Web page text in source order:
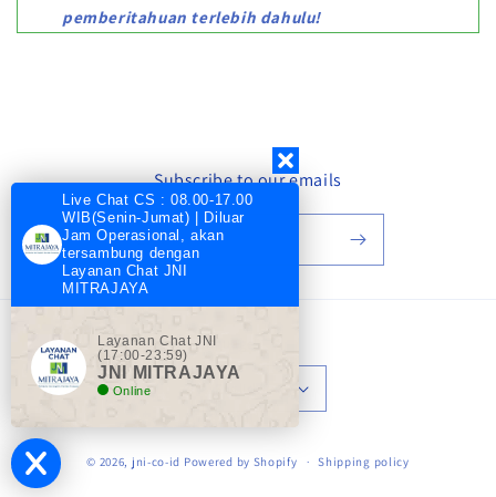
pemberitahuan terlebih dahulu!
Subscribe to our emails
Email
Language
methods
© 2026, jni-co-id Powered by Shopify Shipping policy
Live Chat CS : 08.00-17.00
WIB(Senin-Jumat) | Diluar
Jam Operasional, akan
tersambung dengan
Layanan Chat JNI
MITRAJAYA
Layanan Chat JNI
(17:00-23:59)
JNI MITRAJAYA
Online